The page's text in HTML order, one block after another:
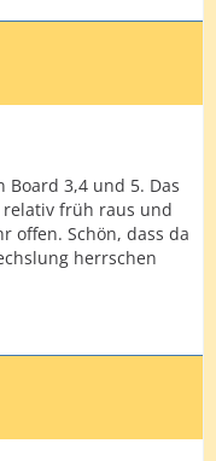
Board 3,4 und 5. Das
früh raus und
offen. Schön, dass da
herrschen